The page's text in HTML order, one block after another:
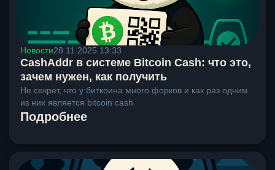
Новости28.11.2025 13:33
CashAddr в системе Bitcoin Cash: что это,
зачем нужен, как получить
Не секрет, что у биткоина много форков и как раз одним
из них является bitcoin cash
Подробнее